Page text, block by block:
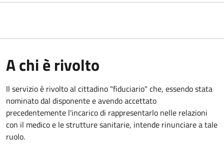
A chi è rivolto
Il servizio è rivolto al cittadino "fiduciario" che, essendo stata
nominato dal disponente e avendo accettato
precedentemente l'incarico di rappresentarlo nelle relazioni
con il medico e le strutture sanitarie, intende rinunciare a tale
ruolo.